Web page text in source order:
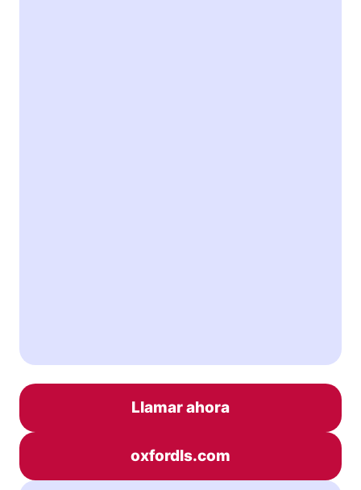
Llamar ahora
oxfordls.com